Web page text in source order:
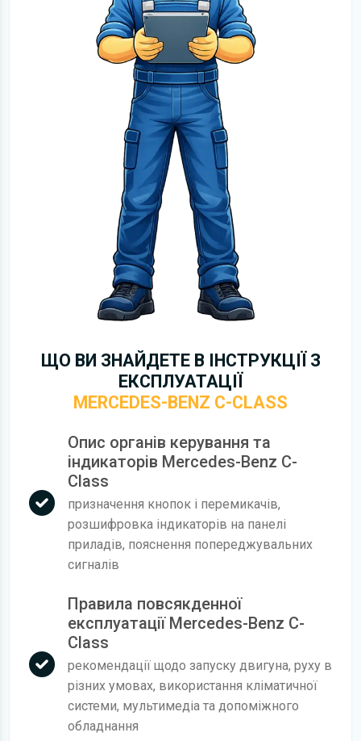
ЩО ВИ ЗНАЙДЕТЕ В ІНСТРУКЦІЇ З
ЕКСПЛУАТАЦІЇ
MERCEDES-BENZ C-CLASS
Опис органів керування та
індикаторів Mercedes-Benz C-
Class
призначення кнопок і перемикачів,
розшифровка індикаторів на панелі
приладів, пояснення попереджувальних
сигналів
Правила повсякденної
експлуатації Mercedes-Benz C-
Class
рекомендації щодо запуску двигуна, руху в
різних умовах, використання кліматичної
системи, мультимедіа та допоміжного
обладнання